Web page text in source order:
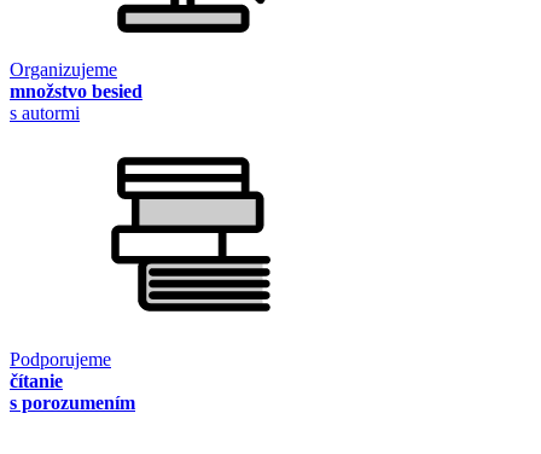
Organizujeme
množstvo besied
s autormi
Podporujeme
čítanie
s porozumením